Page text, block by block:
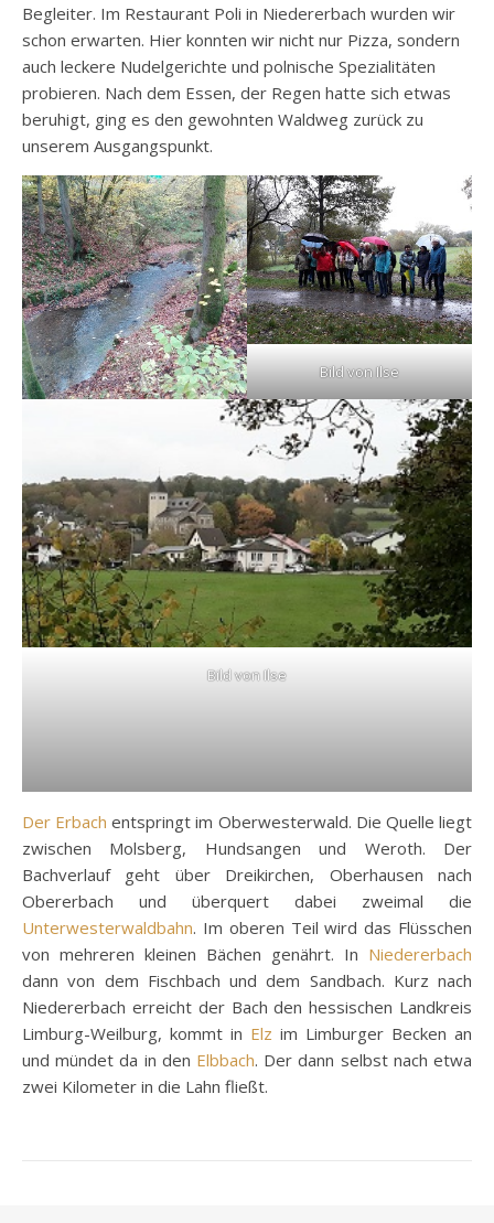
Begleiter. Im Restaurant Poli in Niedererbach wurden wir
schon erwarten. Hier konnten wir nicht nur Pizza, sondern
auch leckere Nudelgerichte und polnische Spezialitäten
probieren. Nach dem Essen, der Regen hatte sich etwas
beruhigt, ging es den gewohnten Waldweg zurück zu
unserem Ausgangspunkt.
Bild von Ilse
Bild von Ilse
Der Erbach entspringt im Oberwesterwald. Die Quelle liegt
zwischen Molsberg, Hundsangen und Weroth. Der
Bachverlauf geht über Dreikirchen, Oberhausen nach
Obererbach und überquert dabei zweimal die
Unterwesterwaldbahn. Im oberen Teil wird das Flüsschen
von mehreren kleinen Bächen genährt. In Niedererbach
dann von dem Fischbach und dem Sandbach. Kurz nach
Niedererbach erreicht der Bach den hessischen Landkreis
Limburg-Weilburg, kommt in Elz im Limburger Becken an
und mündet da in den Elbbach. Der dann selbst nach etwa
zwei Kilometer in die Lahn fließt.